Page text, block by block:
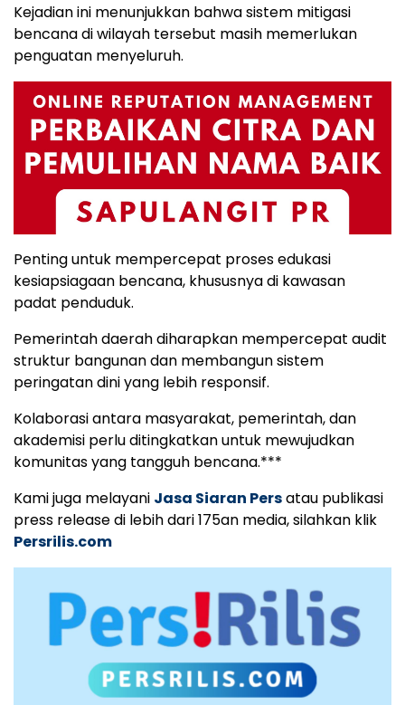
Kejadian ini menunjukkan bahwa sistem mitigasi
bencana di wilayah tersebut masih memerlukan
penguatan menyeluruh.
Penting untuk mempercepat proses edukasi
kesiapsiagaan bencana, khususnya di kawasan
padat penduduk.
Pemerintah daerah diharapkan mempercepat audit
struktur bangunan dan membangun sistem
peringatan dini yang lebih responsif.
Kolaborasi antara masyarakat, pemerintah, dan
akademisi perlu ditingkatkan untuk mewujudkan
komunitas yang tangguh bencana.***
Kami juga melayani Jasa Siaran Persatau publikasi
press release di lebih dari 175an media, silahkan klik
Persrilis.com